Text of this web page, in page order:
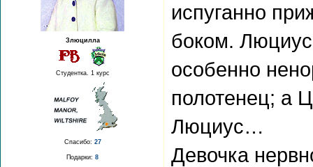
Злюцилла
Студентка. 1 курс
Спасибо: 27
Подарки: 8
испуганно
боком.
особенно
полотенец; а
Люциус…
Девочка